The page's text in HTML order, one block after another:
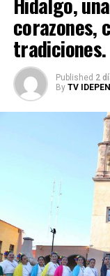
corazones,
tradiciones.
Published 2
By TV